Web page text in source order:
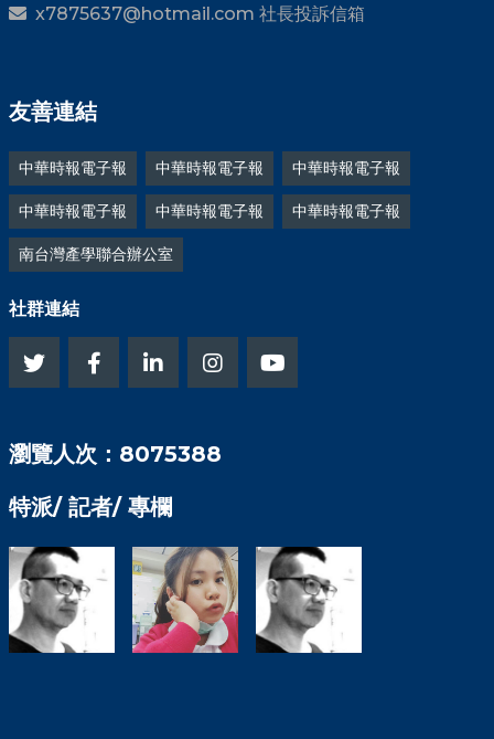
x7875637@hotmail.com 社長投訴信箱
友善連結
中華時報電子報 中華時報電子報 中華時報電子報
中華時報電子報 中華時報電子報 中華時報電子報
南台灣產學聯合辦公室
社群連結
瀏覽人次：8075388
特派/ 記者/ 專欄